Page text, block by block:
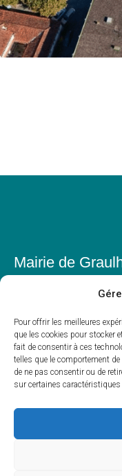
Pour offrir les meilleures
que les cookies pour stocker
fait de consentir à ces
telles que le comportement
de ne pas consentir ou de
sur certaines
Mairie de
Horaires
Du